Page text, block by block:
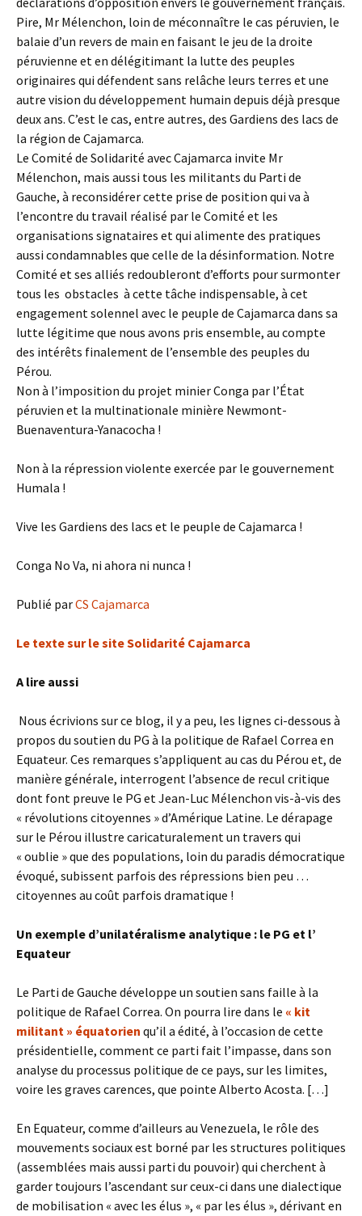
Pire, Mr Mélenchon, loin de méconnaître le cas péruvien, le
balaie d’un revers de main en faisant le jeu de la droite
péruvienne et en délégitimant la lutte des peuples
originaires qui défendent sans relâche leurs terres et une
autre vision du développement humain depuis déjà presque
deux ans. C’est le cas, entre autres, des Gardiens des lacs de
la région de Cajamarca.
Le Comité de Solidarité avec Cajamarca invite Mr
Mélenchon, mais aussi tous les militants du Parti de
Gauche, à reconsidérer cette prise de position qui va à
l’encontre du travail réalisé par le Comité et les
organisations signataires et qui alimente des pratiques
aussi condamnables que celle de la désinformation. Notre
Comité et ses alliés redoubleront d’efforts pour surmonter
tous les obstacles à cette tâche indispensable, à cet
engagement solennel avec le peuple de Cajamarca dans sa
lutte légitime que nous avons pris ensemble, au compte
des intérêts finalement de l’ensemble des peuples du
Pérou.
Non à l’imposition du projet minier Conga par l’État
péruvien et la multinationale minière Newmont-
Buenaventura-Yanacocha !
Non à la répression violente exercée par le gouvernement
Humala !
Vive les Gardiens des lacs et le peuple de Cajamarca !
Conga No Va, ni ahora ni nunca !
Publié parCS Cajamarca
Le texte sur le site Solidarité Cajamarca
A lire aussi
Nous écrivions sur ce blog, il y a peu, les lignes ci-dessous à
propos du soutien du PG à la politique de Rafael Correa en
Equateur. Ces remarques s’appliquent au cas du Pérou et, de
manière générale, interrogent l’absence de recul critique
dont font preuve le PG et Jean-Luc Mélenchon vis-à-vis des
« révolutions citoyennes » d’Amérique Latine. Le dérapage
sur le Pérou illustre caricaturalement un travers qui
« oublie » que des populations, loin du paradis démocratique
évoqué, subissent parfois des répressions bien peu …
citoyennes au coût parfois dramatique !
Un exemple d’unilatéralisme analytique : le PG et l’
Equateur
Le Parti de Gauche développe un soutien sans faille à la
politique de Rafael Correa. On pourra lire dans le « kit
militant » équatorien qu’il a édité, à l’occasion de cette
présidentielle, comment ce parti fait l’impasse, dans son
analyse du processus politique de ce pays, sur les limites,
voire les graves carences, que pointe Alberto Acosta. […]
En Equateur, comme d’ailleurs au Venezuela, le rôle des
mouvements sociaux est borné par les structures politiques
(assemblées mais aussi parti du pouvoir) qui cherchent à
garder toujours l’ascendant sur ceux-ci dans une dialectique
de mobilisation « avec les élus », « par les élus », dérivant en